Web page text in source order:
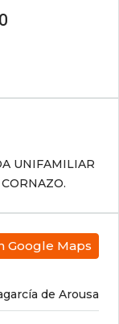
UNIFAMILIAR
Google Maps
de Arousa